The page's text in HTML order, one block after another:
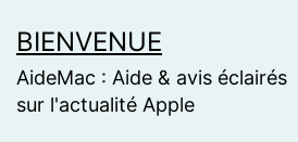
to
content
BIENVENUE
AideMac : Aide & avis éclairés
sur l'actualité Apple